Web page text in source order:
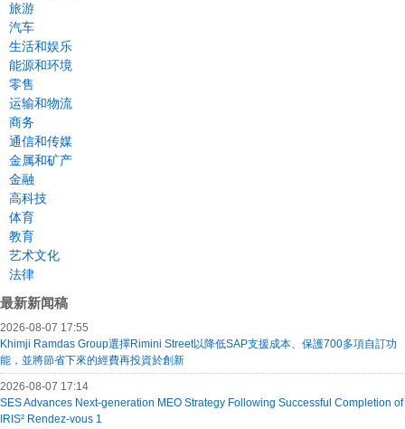
旅游
汽车
生活和娱乐
能源和环境
零售
运输和物流
商务
通信和传媒
金属和矿产
金融
高科技
体育
教育
艺术文化
法律
最新新闻稿
2026-08-07 17:55
Khimji Ramdas Group選擇Rimini Street以降低SAP支援成本、保護700多項自訂功
能，並將節省下來的經費再投資於創新
2026-08-07 17:14
SES Advances Next-generation MEO Strategy Following Successful Completion of
IRIS² Rendez-vous 1